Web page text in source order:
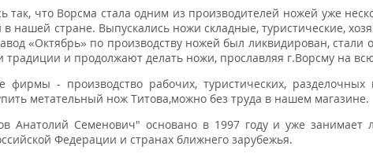
так, что Ворсма стала одним из производителей ножей уже
нашей стране. Выпускались ножи складные, туристические,
«Октябрь» по производству ножей был ликвидирован,
традиции и продолжают делать ножи, прославляя г.Ворсму на
фирмы - производство рабочих, туристических,
метательный нож Титова,можно без труда в нашем магазине.
Анатолий Семенович" основано в 1997 году и уже занимает
Федерации и странах ближнего зарубежья.